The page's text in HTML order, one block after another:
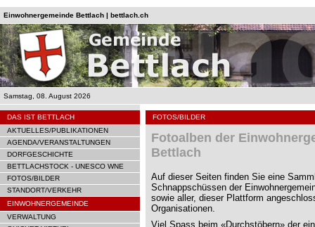
Einwohnergemeinde Bettlach | bettlach.ch
Samstag, 08. August 2026
DAS IST BETTLACH
AKTUELLES/PUBLIKATIONEN
AGENDA/VERANSTALTUNGEN
DORFGESCHICHTE
BETTLACHSTOCK - UNESCO WNE
FOTOS/BILDER
STANDORT/VERKEHR
EINWOHNERGEMEINDE
VERWALTUNG
FOTOS/BILDER
Fotoalben der
Bettlach
Auf dieser Seiten finden Sie eine
Schnappschüssen der
sowie aller, dieser Plattform
Organisationen.
Viel Spass beim «Durchstöbern» der